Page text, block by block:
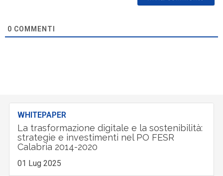
0 COMMENTI
WHITEPAPER
La trasformazione digitale e la sostenibilità:
strategie e investimenti nel PO FESR
Calabria 2014-2020
01 Lug 2025